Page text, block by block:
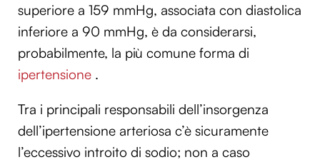
superiore a 159 mmHg, associata con diastolica
inferiore a 90 mmHg, è da considerarsi,
probabilmente, la più comune forma di
ipertensione .
Tra i principali responsabili dell’insorgenza
dell’ipertensione arteriosa c’è sicuramente
l’eccessivo introito di sodio; non a caso